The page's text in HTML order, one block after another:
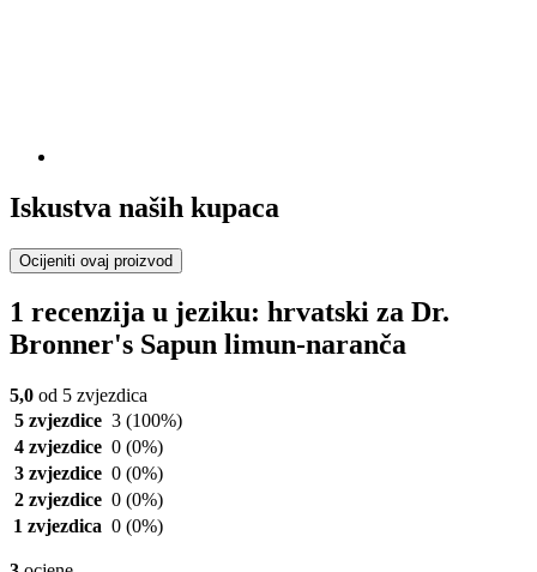
Iskustva naših kupaca
Ocijeniti ovaj proizvod
1 recenzija u jeziku: hrvatski za Dr.
Bronner's Sapun limun-naranča
5,0 od 5 zvjezdica
5 zvjezdice 3 (100%)
4 zvjezdice 0 (0%)
3 zvjezdice 0 (0%)
2 zvjezdice 0 (0%)
1 zvjezdica 0 (0%)